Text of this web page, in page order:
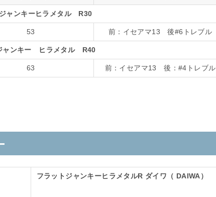
ャンキーヒラメタル R30
53 前：イセアマ13 後#6トレブル
ャンキー ヒラメタル R40
63 前：イセアマ13 後：#4トレブル
フラットジャンキーヒラメタルR ダイワ（ DAIWA）